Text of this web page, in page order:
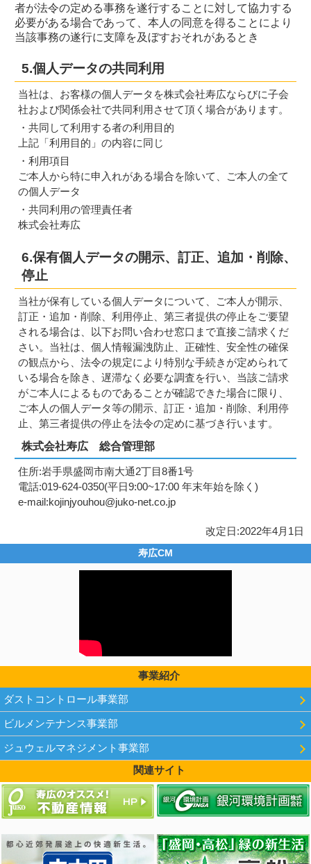
者が法令の定める事務を遂行することに対して協力する
必要がある場合であって、本人の同意を得ることにより
当該事務の遂行に支障を及ぼすおそれがあるとき
5.個人データの共同利用
当社は、お客様の個人データを株式会社寿広ならびに子会
社および関係会社で共同利用させて頂く場合があります。
・共同して利用する者の利用目的
上記「利用目的」の内容に同じ
・利用項目
ご本人から特に申入れがある場合を除いて、ご本人の全て
の個人データ
・共同利用の管理責任者
株式会社寿広
6.保有個人データの開示、訂正、追加・削除、
停止
当社が保有している個人データについて、ご本人が開示、
訂正・追加・削除、利用停止、第三者提供の停止をご要望
される場合は、以下お問い合わせ窓口まで直接ご請求くだ
さい。当社は、個人情報漏洩防止、正確性、安全性の確保
の観点から、法令の規定により特別な手続きが定められて
いる場合を除き、遅滞なく必要な調査を行い、当該ご請求
がご本人によるものであることが確認できた場合に限り、
ご本人の個人データ等の開示、訂正・追加・削除、利用停
止、第三者提供の停止を法令の定めに基づき行います。
株式会社寿広 総合管理部
住所:岩手県盛岡市南大通2丁目8番1号
電話:019-624-0350(平日9:00~17:00 年末年始を除く)
e-mail:kojinjyouhou@juko-net.co.jp
改定日:2022年4月1日
寿広CM
事業紹介
ダストコントロール事業部
ビルメンテナンス事業部
ジュウェルマネジメント事業部
関連サイト